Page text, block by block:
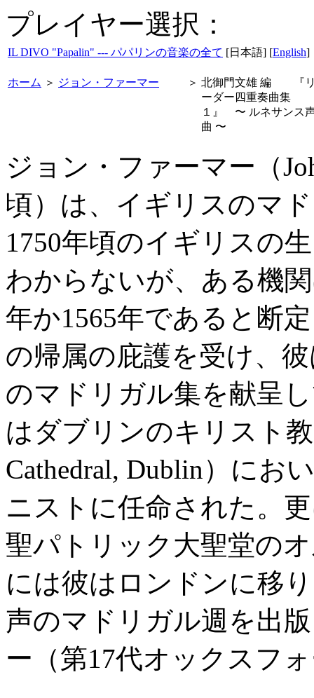
プレイヤー選択：
IL DIVO "Papalin" --- パパリンの音楽の全て [日本語] [English]
ホーム ＞ ジョン・ファーマー ＞ 北御門文雄 編 『
ーダー四重奏曲集
１』 〜 ルネサンス
曲 〜
ジョン・ファーマー（
頃）は、イギリスのマ
1750年頃のイギリスの
わからないが、ある機
年か1565年であると断
の帰属の庇護を受け、
のマドリガル集を献呈
はダブリンのキリスト
Cathedral, Dublin）にお
ニストに任命された。
聖パトリック大聖堂の
には彼はロンドンに移
声のマドリガル週を出
ー（第17代オックスフ